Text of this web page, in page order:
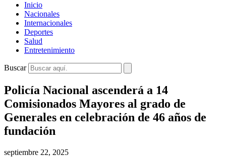
Inicio
Nacionales
Internacionales
Deportes
Salud
Entretenimiento
Buscar
Policía Nacional ascenderá a 14
Comisionados Mayores al grado de
Generales en celebración de 46 años de
fundación
septiembre 22, 2025